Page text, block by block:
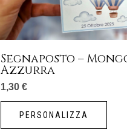
Segnaposto –
Azzurra
1,30 €
PERSONALIZZA